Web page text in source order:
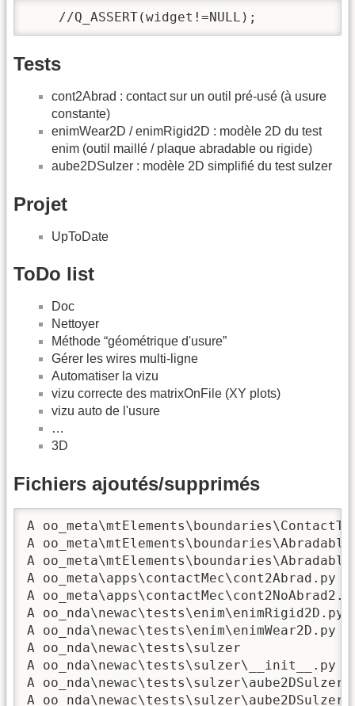
    //Q_ASSERT(widget!=NULL);
Tests
cont2Abrad : contact sur un outil pré-usé (à usure
constante)
enimWear2D / enimRigid2D : modèle 2D du test
enim (outil maillé / plaque abradable ou rigide)
aube2DSulzer : modèle 2D simplifié du test sulzer
Projet
UpToDate
ToDo list
Doc
Nettoyer
Méthode “géométrique d'usure”
Gérer les wires multi-ligne
Automatiser la vizu
vizu correcte des matrixOnFile (XY plots)
vizu auto de l'usure
…
3D
Fichiers ajoutés/supprimés
A
A
A
A oo_meta\apps\contactMec\cont2Abrad.py
A
A
A oo_nda\newac\tests\enim\enimWear2D.py
A oo_nda\newac\tests\sulzer
A oo_nda\newac\tests\sulzer\__init__.py
A
A